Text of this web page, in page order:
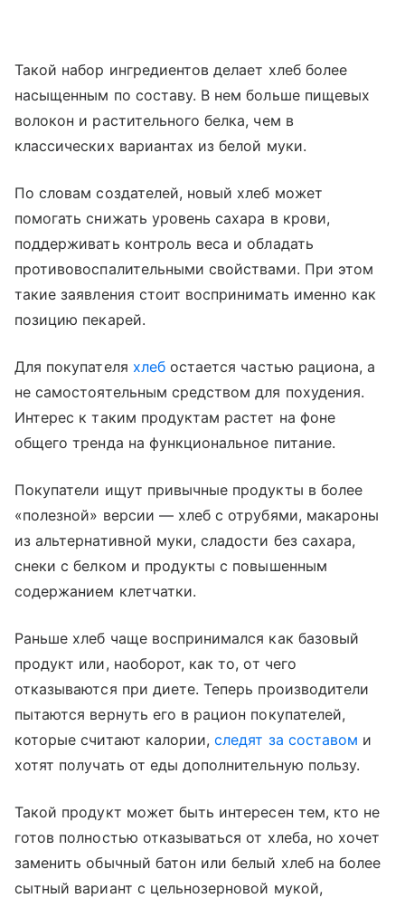
Такой набор ингредиентов делает хлеб более
насыщенным по составу. В нем больше пищевых
волокон и растительного белка, чем в
классических вариантах из белой муки.
По словам создателей, новый хлеб может
помогать снижать уровень сахара в крови,
поддерживать контроль веса и обладать
противовоспалительными свойствами. При этом
такие заявления стоит воспринимать именно как
позицию пекарей.
Для покупателя хлебостается частью рациона, а
не самостоятельным средством для похудения.
Интерес к таким продуктам растет на фоне
общего тренда на функциональное питание.
Покупатели ищут привычные продукты в более
«полезной» версии — хлеб с отрубями, макароны
из альтернативной муки, сладости без сахара,
снеки с белком и продукты с повышенным
содержанием клетчатки.
Раньше хлеб чаще воспринимался как базовый
продукт или, наоборот, как то, от чего
отказываются при диете. Теперь производители
пытаются вернуть его в рацион покупателей,
которые считают калории,следят за составом и
хотят получать от еды дополнительную пользу.
Такой продукт может быть интересен тем, кто не
готов полностью отказываться от хлеба, но хочет
заменить обычный батон или белый хлеб на более
сытный вариант с цельнозерновой мукой,